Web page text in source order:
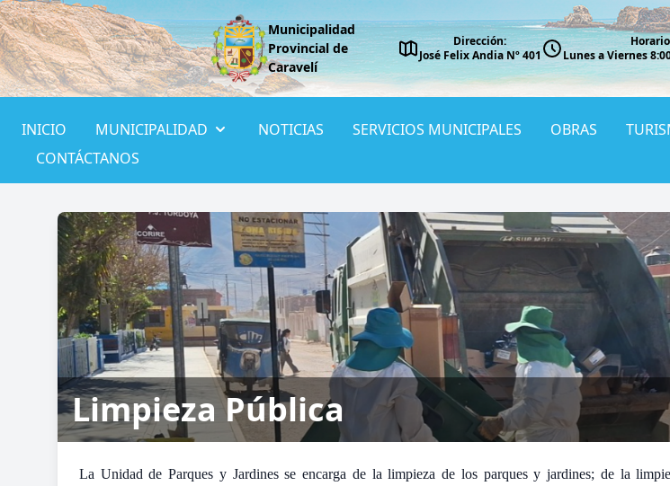
Municipalidad
Provincial de
Caravelí
Dirección:
José Felix Andia Nº 401
Lunes a Viernes
INICIO MUNICIPALIDAD NOTICIAS SERVICIOS MUNICIPALES OBRAS
CONTÁCTANOS
Limpieza Pública
La Unidad de Parques y Jardines se encarga de la limpieza de los parques y jardines; de la